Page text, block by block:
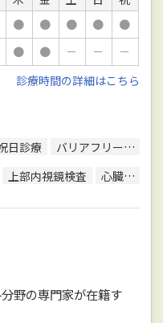
● ● ● ●
●
● ● － －
－
診療時間の詳細はこちら
日診療 バリアフリー対応
上部内視鏡検査 心臓超音波（エコー）検査
野の専門家が在籍す